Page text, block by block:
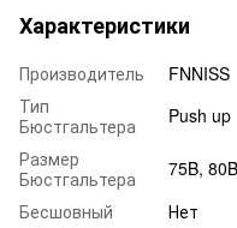
Характеристики
Производитель
FNNISS
Тип
Бюстгальтера
Push up
Размер
Бюстгальтера
75B,
Бесшовный
Нет